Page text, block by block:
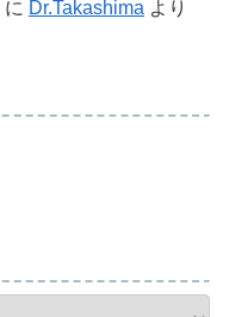
に Dr.Takashima より